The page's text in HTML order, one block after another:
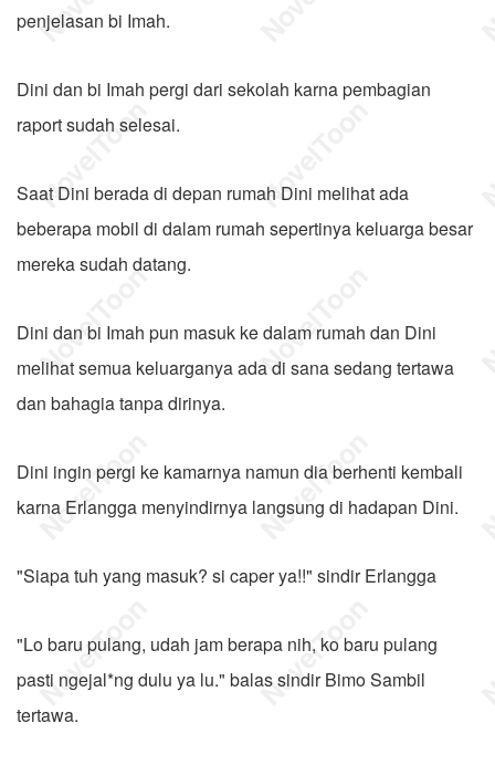
penjelasan bi Imah.
Dini dan bi Imah pergi dari sekolah karna pembagian
raport sudah selesai.
Saat Dini berada di depan rumah Dini melihat ada
beberapa mobil di dalam rumah sepertinya keluarga besar
mereka sudah datang.
Dini dan bi Imah pun masuk ke dalam rumah dan Dini
melihat semua keluarganya ada di sana sedang tertawa
dan bahagia tanpa dirinya.
Dini ingin pergi ke kamarnya namun dia berhenti kembali
karna Erlangga menyindirnya langsung di hadapan Dini.
"Siapa tuh yang masuk? si caper ya!!" sindir Erlangga
"Lo baru pulang, udah jam berapa nih, ko baru pulang
pasti ngejal*ng dulu ya lu." balas sindir Bimo Sambil
tertawa.